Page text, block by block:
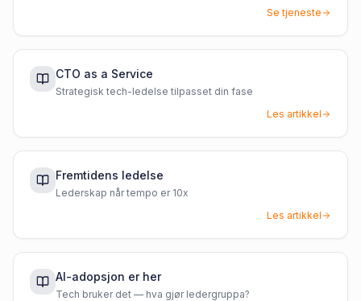
Se tjeneste
CTO as a Service
Strategisk tech-ledelse tilpasset din fase
Les artikkel
Fremtidens ledelse
Lederskap når tempo er 10x
Les artikkel
AI-adopsjon er her
Tech bruker det — hva gjør ledergruppa?